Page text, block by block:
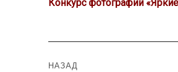
Конкурс фотографий
Навигация
НАЗАД